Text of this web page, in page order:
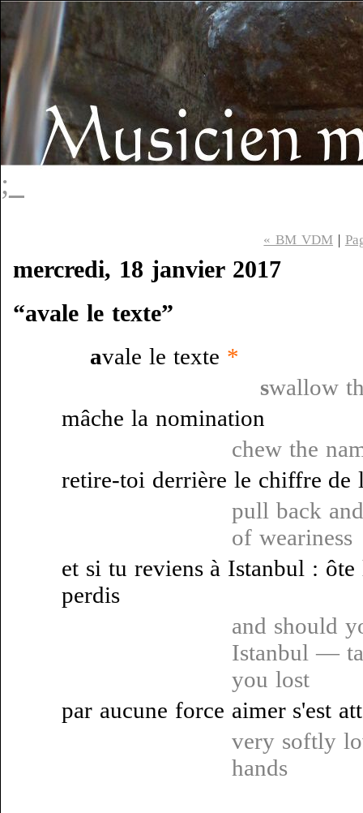
;_
« BM VDM |
mercredi, 18 janvier 2017
“avale le texte”
avale le texte *
swallow
mâche la nomination
chew the
retire-toi derrière le chiffre de
pull back
of weariness
et si tu reviens à Istanbul :
perdis
and should
Istanbul —
you lost
par aucune force aimer s'est
very softly
hands